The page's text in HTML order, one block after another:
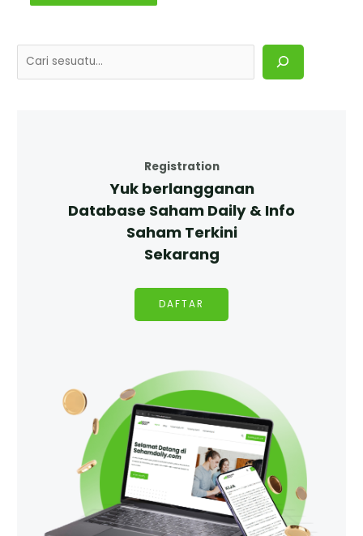
Registration
Yuk berlangganan
Database Saham Daily & Info
Saham Terkini
Sekarang
DAFTAR